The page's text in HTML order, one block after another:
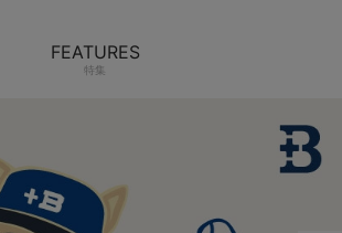
FEATURES
特集